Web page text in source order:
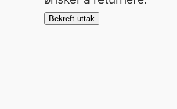
Bekreft uttak